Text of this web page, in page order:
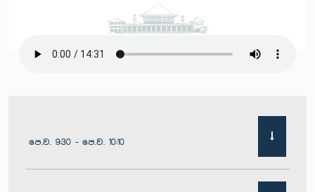
පෙ.ව. 9:30 - පෙ.ව. 10:10